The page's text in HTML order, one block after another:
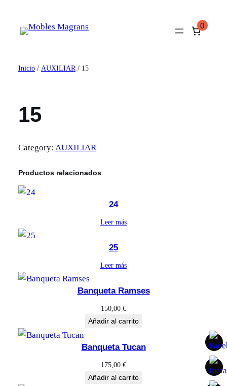
contenido
0
Inicio/ AUXILIAR / 15
15
Category: AUXILIAR
Productos relacionados
24
Leer más
25
Leer más
Banqueta Ramses
150,00 €
Añadir al carrito
Banqueta Tucan
175,00 €
Añadir al carrito